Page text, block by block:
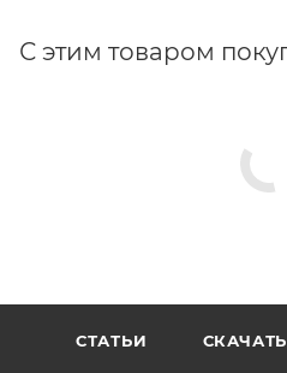
С этим товаром
СТАТЬИ СКАЧАТЬ